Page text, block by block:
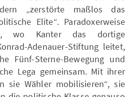
„zerstörte maßlos das
Elite“. Paradoxerweise
wo Kanter das dortige
Adenauer-Stiftung leitet,
Fünf-Sterne-Bewegung und
Lega gemeinsam. Mit ihrer
sie Wähler mobilisieren“, sie